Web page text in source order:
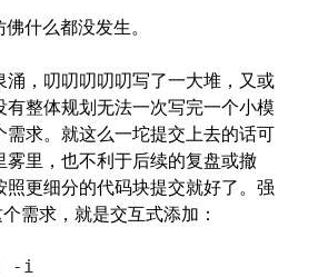
什么都没发生。
涌，叨叨叨叨叨写了一大堆，又或
有整体规划无法一次写完一个小模
需求。就这么一坨提交上去的话可
雾里，也不利于后续的复盘或撤
照更细分的代码块提交就好了。强
需求，就是交互式添加：
-i